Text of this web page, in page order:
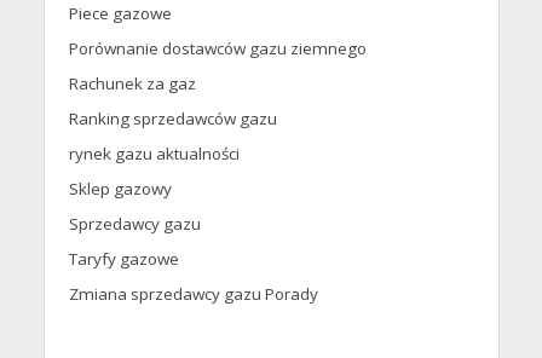
Piece gazowe
Porównanie dostawców gazu ziemnego
Rachunek za gaz
Ranking sprzedawców gazu
rynek gazu aktualności
Sklep gazowy
Sprzedawcy gazu
Taryfy gazowe
Zmiana sprzedawcy gazu Porady